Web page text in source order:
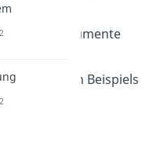
Beispiels